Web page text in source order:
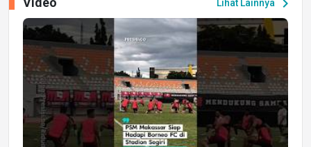
Lihat Lainnya